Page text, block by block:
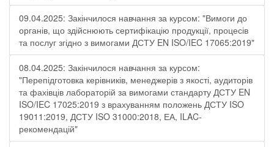
09.04.2025: Закінчилося навчання за курсом: "Вимоги до
органів, що здійснюють сертифікацію продукції, процесів
та послуг згідно з вимогами ДСТУ EN ISO/IEC 17065:2019"
08.04.2025: Закінчилося навчання за курсом:
"Перепідготовка керівників, менеджерів з якості, аудиторів
та фахівців лабораторій за вимогами стандарту ДСТУ EN
ISO/IEC 17025:2019 з врахуванням положень ДСТУ ISO
19011:2019, ДСТУ ISO 31000:2018, ЕА, ILAC-
рекомендацій"